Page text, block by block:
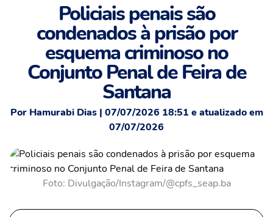
Policiais penais são
condenados à prisão por
esquema criminoso no
Conjunto Penal de Feira de
Santana
Por Hamurabi Dias | 07/07/2026 18:51 e atualizado em
07/07/2026
Foto: Divulgação/Instagram/@cpfs_seap.ba